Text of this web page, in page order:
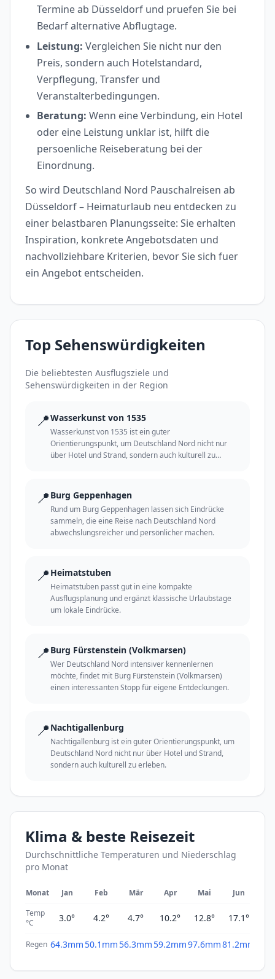
Termine ab Düsseldorf und pruefen Sie bei
Bedarf alternative Abflugtage.
Leistung: Vergleichen Sie nicht nur den
Preis, sondern auch Hotelstandard,
Verpflegung, Transfer und
Veranstalterbedingungen.
Beratung: Wenn eine Verbindung, ein Hotel
oder eine Leistung unklar ist, hilft die
persoenliche Reiseberatung bei der
Einordnung.
So wird Deutschland Nord Pauschalreisen ab
Düsseldorf – Heimaturlaub neu entdecken zu
einer belastbaren Planungsseite: Sie erhalten
Inspiration, konkrete Angebotsdaten und
nachvollziehbare Kriterien, bevor Sie sich fuer
ein Angebot entscheiden.
Top Sehenswürdigkeiten
Die beliebtesten Ausflugsziele und
Sehenswürdigkeiten in der Region
📍Wasserkunst von 1535
Wasserkunst von 1535 ist ein guter
Orientierungspunkt, um Deutschland Nord nicht nur
über Hotel und Strand, sondern auch kulturell zu
📍 Burg Geppenhagen
Rund um Burg Geppenhagen lassen sich Eindrücke
sammeln, die eine Reise nach Deutschland Nord
abwechslungsreicher und persönlicher machen.
📍 Heimatstuben
Heimatstuben passt gut in eine kompakte
Ausflugsplanung und ergänzt klassische Urlaubstage
um lokale Eindrücke.
📍 Burg Fürstenstein (Volkmarsen)
Wer Deutschland Nord intensiver kennenlernen
möchte, findet mit Burg Fürstenstein (Volkmarsen)
einen interessanten Stopp für eigene Entdeckungen.
📍 Nachtigallenburg
Nachtigallenburg ist ein guter Orientierungspunkt, um
Deutschland Nord nicht nur über Hotel und Strand,
sondern auch kulturell zu erleben.
Klima & beste Reisezeit
Durchschnittliche Temperaturen und Niederschlag
pro Monat
Monat Jan Feb Mär Apr Mai Jun
Temp
°C
3.0° 4.2° 4.7° 10.2° 12.8° 17.1°
Regen 64.3mm 50.1mm 56.3mm 59.2mm97.6mm81.2mm